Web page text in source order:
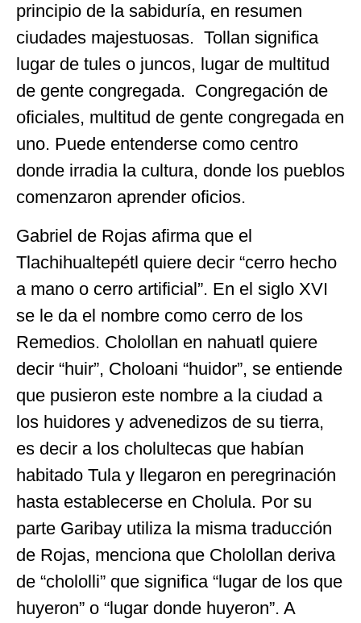
principio de la sabiduría, en resumen
ciudades majestuosas. Tollan significa
lugar de tules o juncos, lugar de multitud
de gente congregada. Congregación de
oficiales, multitud de gente congregada en
uno. Puede entenderse como centro
donde irradia la cultura, donde los pueblos
comenzaron aprender oficios.
Gabriel de Rojas afirma que el
Tlachihualtepétl quiere decir “cerro hecho
a mano o cerro artificial”. En el siglo XVI
se le da el nombre como cerro de los
Remedios. Cholollan en nahuatl quiere
decir “huir”, Choloani “huidor”, se entiende
que pusieron este nombre a la ciudad a
los huidores y advenedizos de su tierra,
es decir a los cholultecas que habían
habitado Tula y llegaron en peregrinación
hasta establecerse en Cholula. Por su
parte Garibay utiliza la misma traducción
de Rojas, menciona que Cholollan deriva
de “chololli” que significa “lugar de los que
huyeron” o “lugar donde huyeron”. A